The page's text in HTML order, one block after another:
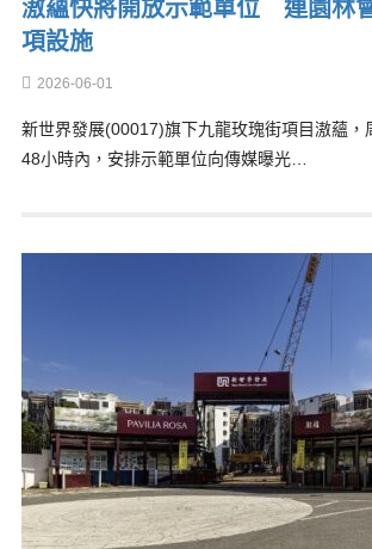
滶蘊快將開放示範單位 連園林
項設施
2026-06-01
新世界發展(00017)旗下九龍玫瑰街項目滶蘊，
48小時內，安排示範單位向傳媒曝光…